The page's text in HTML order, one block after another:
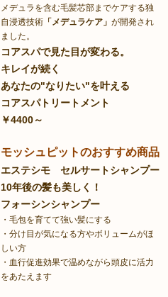
メデュラを含む毛髪芯部までケアする独
自浸透技術 「メデュラケア」 が開発され
ました。
コアスパで見た目が変わる。
キレイが続く
あなたの"なりたい"を叶える
コアスパトリートメント
￥4400～
モッシュピットのおすすめ商品
エステシモ セルサートシャンプー
10年後の髪も美しく！
フォーシンシャンプー
・毛包を育てて強い髪にする
・分け目が気になる方やボリュームがほ
しい方
・血行促進効果で温めながら頭皮に活力
をあたえます